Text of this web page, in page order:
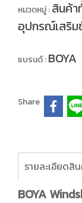
หมวดหมู่ :สินค้
อุปกรณ์เสริ
แบรนด์ :BOYA
Share
รายละเอียดสิ
BOYA